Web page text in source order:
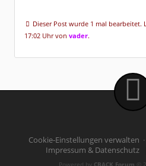
Dieser Post wurde 1 mal bearbeitet.
17:02 Uhr von vader.
Cookie-Einstellungen verwalten ·
Impressum & Datenschutz
Powered by CBACK Forum ©